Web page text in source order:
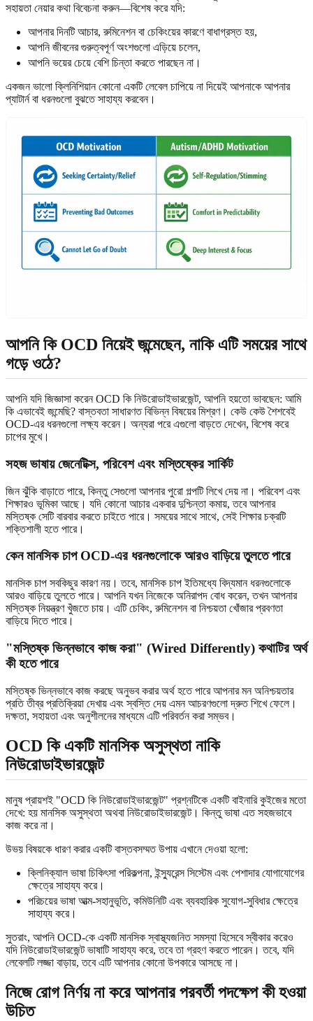
সহায়তা নেয়ার কথা বিবেচনা করুন—বিশেষ করে যদি:
আপনার দিনটি আচার, রুমিনেশন বা চেকিংয়ের কারণে বাধাগ্রস্ত হয়,
আপনি জীবনের গুরুত্বপূর্ণ অংশগুলো এড়িয়ে চলেন,
আপনি ভয়ের চেয়ে বেশি চিন্তা করতে পারছেন না।
একজন ভালো ক্লিনিশিয়ান কোনো একটি লেবেল চাপিয়ে না দিয়েই আপনাকে আপনার
প্যাটার্ন বা ধরনগুলো বুঝতে সাহায্য করবেন।
আপনি কি OCD নিয়েই জন্মেছেন, নাকি এটি সময়ের সাথে
গড়ে ওঠে?
আপনি যদি জিজ্ঞাসা করেন OCD কি নিউরোডাইভারজেন্ট, আপনি হয়তো ভাবছেন: আমি
কি এভাবেই জন্মেছি? বাস্তবতা সাধারণত বিভিন্ন বিষয়ের মিশ্রণ। কেউ কেউ শৈশবেই
OCD-এর ধরনগুলো লক্ষ্য করেন। অন্যরা পরে এগুলো বাড়তে দেখেন, বিশেষ করে
চাপের মুখে।
সহজ ভাষায় জেনেটিক্স, পরিবেশ এবং মস্তিষ্কের সার্কিট
জিন ঝুঁকি বাড়াতে পারে, কিন্তু সেগুলো আপনার পুরো গল্পটি লিখে দেয় না। পরিবেশ এবং
শিক্ষারও ভূমিকা আছে। যদি কোনো আচার একবার দুশ্চিন্তা কমায়, তবে আপনার
মস্তিষ্ক সেটি বারবার করতে চাইতে পারে। সময়ের সাথে সাথে, সেই শিক্ষার চক্রটি
শক্তিশালী হতে পারে।
কেন মানসিক চাপ OCD-এর ধরনগুলোকে আরও বাড়িয়ে তুলতে পারে
মানসিক চাপ সবকিছুর কারণ নয়। তবে, মানসিক চাপ ইতিমধ্যে বিদ্যমান ধরনগুলোকে
আরও বাড়িয়ে তুলতে পারে। আপনি যখন নিজেকে অনিরাপদ বোধ করেন, তখন আপনার
মস্তিষ্ক নিয়ন্ত্রণ খুঁজতে চায়। এটি চেকিং, রুমিনেশন বা নিশ্চয়তা খোঁজার প্রবণতা
বাড়িয়ে দিতে পারে।
"মস্তিষ্ক ভিন্নভাবে কাজ করা" (Wired Differently) কথাটির অর্থ
কী হতে পারে
মস্তিষ্ক ভিন্নভাবে কাজ করছে অনুভব করার অর্থ হতে পারে আপনার মন অনিশ্চয়তার
প্রতি তীব্র প্রতিক্রিয়া দেখায় এবং স্বস্তি দেয় এমন আচরণগুলো দ্রুত শিখে ফেলে।
দক্ষতা, সহায়তা এবং অনুশীলনের মাধ্যমে এটি পরিবর্তন করা সম্ভব।
OCD কি একটি মানসিক অসুস্থতা নাকি
নিউরোডাইভারজেন্ট
মানুষ প্রায়শই "OCD কি নিউরোডাইভারজেন্ট" প্রশ্নটিকে একটি বাইনারি কুইজের মতো
দেখে: হয় মানসিক অসুস্থতা অথবা নিউরোডাইভারজেন্ট। কিন্তু ভাষা এত সহজভাবে
কাজ করে না।
উভয় বিষয়কে ধারণ করার একটি বাস্তবসম্মত উপায় এখানে দেওয়া হলো:
ক্লিনিক্যাল ভাষা চিকিৎসা পরিকল্পনা, ইন্স্যুরেন্স সিস্টেম এবং পেশাদার যোগাযোগের
ক্ষেত্রে সাহায্য করে।
পরিচয়ের ভাষা আত্ম-সহানুভূতি, কমিউনিটি এবং ব্যবহারিক সুযোগ-সুবিধার ক্ষেত্রে
সাহায্য করে।
সুতরাং, আপনি OCD-কে একটি মানসিক স্বাস্থ্যজনিত সমস্যা হিসেবে স্বীকার করেও
যদি নিউরোডাইভারজেন্ট ভাষাটি সাহায্য করে, তবে তা গ্রহণ করতে পারেন। তবে, যদি
লেবেলটি লজ্জা বাড়ায়, তবে এটি আপনার কোনো উপকারে আসছে না।
নিজে রোগ নির্ণয় না করে আপনার পরবর্তী পদক্ষেপ কী হওয়া
উচিত